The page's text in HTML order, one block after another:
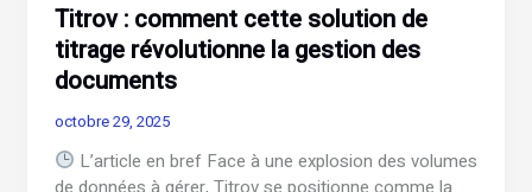
Titrov : comment cette solution de
titrage révolutionne la gestion des
documents
octobre 29, 2025
L’article en bref Face à une explosion des volumes